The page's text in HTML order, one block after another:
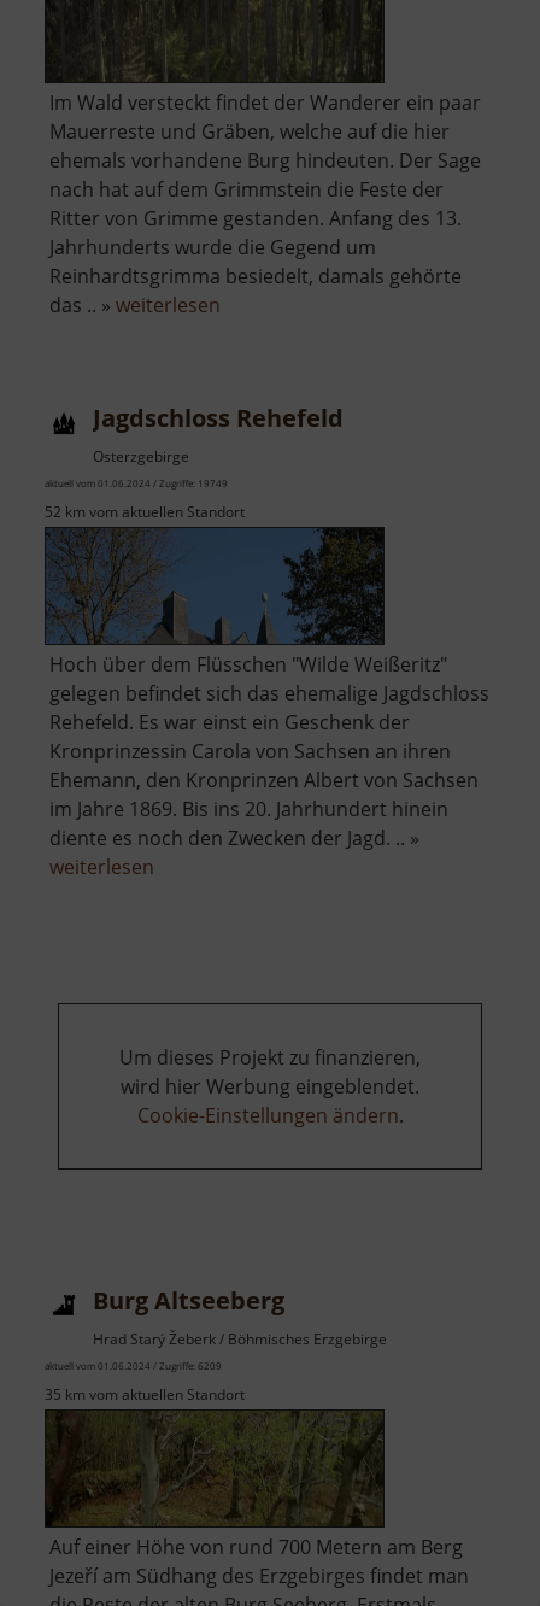
Im Wald versteckt findet der Wanderer ein paar
Mauerreste und Gräben, welche auf die hier
ehemals vorhandene Burg hindeuten. Der Sage
nach hat auf dem Grimmstein die Feste der
Ritter von Grimme gestanden. Anfang des 13.
Jahrhunderts wurde die Gegend um
Reinhardtsgrimma besiedelt, damals gehörte
das .. » weiterlesen
Jagdschloss Rehefeld
Osterzgebirge
aktuell vom 01.06.2024 / Zugriffe: 19749
52 km vom aktuellen Standort
Hoch über dem Flüsschen "Wilde Weißeritz"
gelegen befindet sich das ehemalige Jagdschloss
Rehefeld. Es war einst ein Geschenk der
Kronprinzessin Carola von Sachsen an ihren
Ehemann, den Kronprinzen Albert von Sachsen
im Jahre 1869. Bis ins 20. Jahrhundert hinein
diente es noch den Zwecken der Jagd. .. »
weiterlesen
Um dieses Projekt zu finanzieren,
wird hier Werbung eingeblendet.
Cookie-Einstellungen ändern.
Burg Altseeberg
Hrad Starý Žeberk / Böhmisches Erzgebirge
aktuell vom 01.06.2024 / Zugriffe: 6209
35 km vom aktuellen Standort
Auf einer Höhe von rund 700 Metern am Berg
Jezeří am Südhang des Erzgebirges findet man